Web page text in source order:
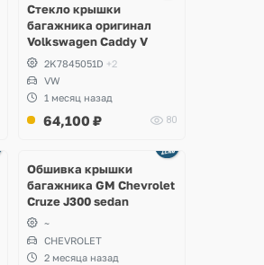
Стекло крышки
багажника оригинал
Volkswagen Caddy V
2K7845051D +2
VW
1 месяц назад
64,100 ₽ 80
Обшивка крышки
багажника GM Chevrolet
Cruze J300 sedan
~
CHEVROLET
2 месяца назад